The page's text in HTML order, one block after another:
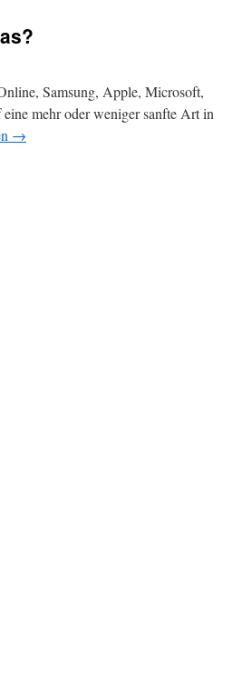
Samsung, Apple, Microsoft,
mehr oder weniger sanfte Art in
→